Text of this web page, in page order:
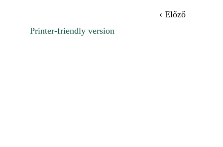
‹ Előző
Printer-friendly version